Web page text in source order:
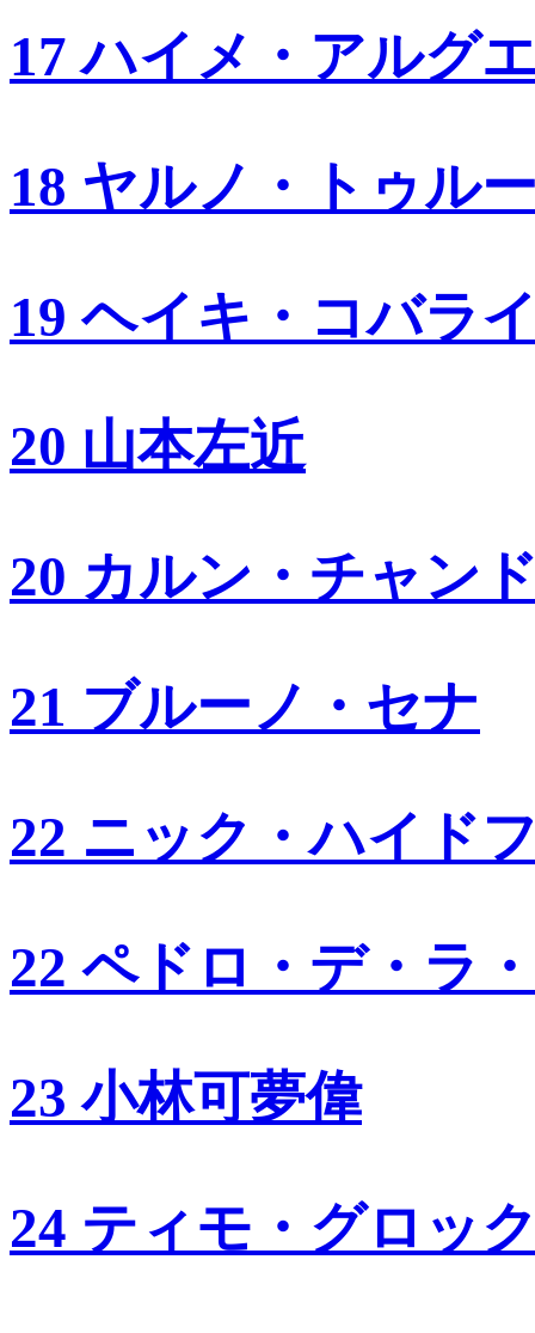
17 ハイメ・アルグ
18 ヤルノ・トゥル
19 ヘイキ・コバラ
20 山本左近
20 カルン・チャン
21 ブルーノ・セナ
22 ニック・ハイド
22 ペドロ・デ・ラ
23 小林可夢偉
24 ティモ・グロッ